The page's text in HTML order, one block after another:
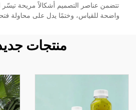
تتضمن عناصر التصميم أشكالاً مريحة
واضحة للقياس، وختمًا يدل على محاولة
منتجات